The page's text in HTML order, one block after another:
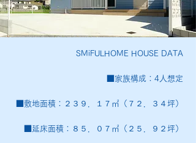
SMiFULHOME HOUSE DATA
■家族構成：4人想定
■敷地面積：２３９．１７㎡（７２．３４坪）
■延床面積：８５．０７㎡（２５．９２坪）